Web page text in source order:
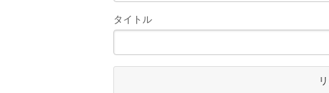
タイトル